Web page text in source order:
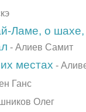
Ламе, о
- Алиев Самит
местах -
Ганс
Олег